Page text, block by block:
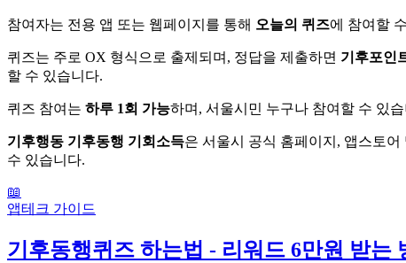
참여자는 전용 앱 또는 웹페이지를 통해 오늘의 퀴즈에 참여할
퀴즈는 주로 OX 형식으로 출제되며, 정답을 제출하면 기후포인
할 수 있습니다.
퀴즈 참여는 하루 1회 가능하며, 서울시민 누구나 참여할 수 있
기후행동 기후동행 기회소득은 서울시 공식 홈페이지, 앱스토
수 있습니다.
📖
앱테크 가이드
기후동행퀴즈 하는법 - 리워드 6만원 받는